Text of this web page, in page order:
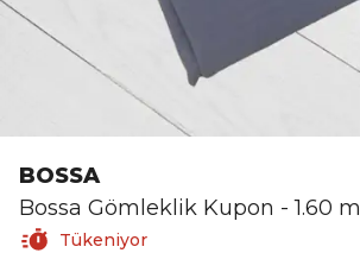
BOSSA
Bossa Gömleklik Kupon - 1.60 m
Tükeniyor